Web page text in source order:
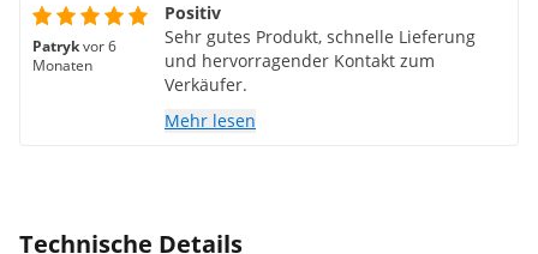
Patrykvor 6
Monaten
Positiv
Sehr gutes Produkt, schnelle Lieferung
und hervorragender Kontakt zum
Verkäufer.
Mehr lesen
Technische Details